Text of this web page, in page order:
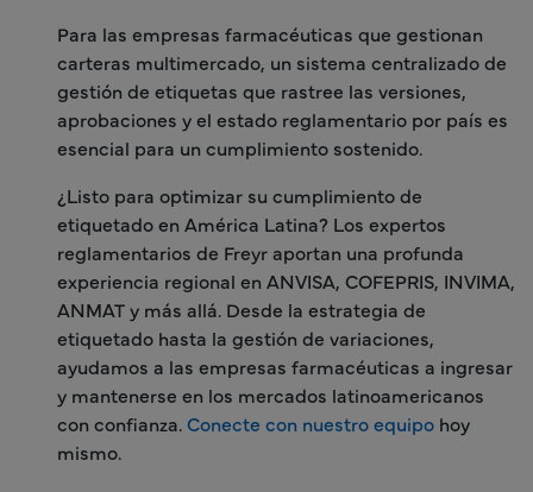
Para las empresas farmacéuticas que gestionan
carteras multimercado, un sistema centralizado de
gestión de etiquetas que rastree las versiones,
aprobaciones y el estado reglamentario por país es
esencial para un cumplimiento sostenido.
¿Listo para optimizar su cumplimiento de
etiquetado en América Latina? Los expertos
reglamentarios de Freyr aportan una profunda
experiencia regional en ANVISA, COFEPRIS, INVIMA,
ANMAT y más allá. Desde la estrategia de
etiquetado hasta la gestión de variaciones,
ayudamos a las empresas farmacéuticas a ingresar
y mantenerse en los mercados latinoamericanos
con confianza.Conecte con nuestro equipo hoy
mismo.